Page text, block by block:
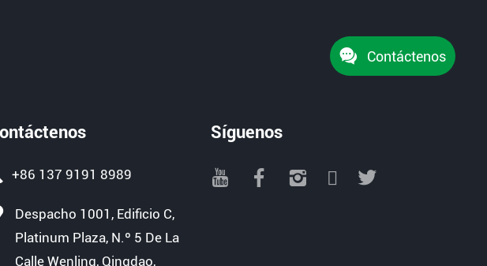
Contáctenos
+86 137 9191 8989
Despacho 1001, Edificio C,
Platinum Plaza, N.º 5 De La
Calle Wenling, Qingdao,
Síguenos